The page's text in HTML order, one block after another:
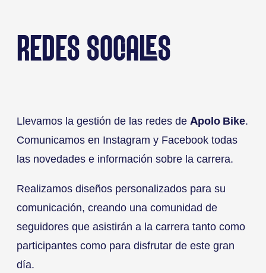
REDES SOCIALES
Llevamos la gestión de las redes de Apolo Bike.
Comunicamos en Instagram y Facebook todas
las novedades e información sobre la carrera.
Realizamos diseños personalizados para su
comunicación, creando una comunidad de
seguidores que asistirán a la carrera tanto como
participantes como para disfrutar de este gran
día.